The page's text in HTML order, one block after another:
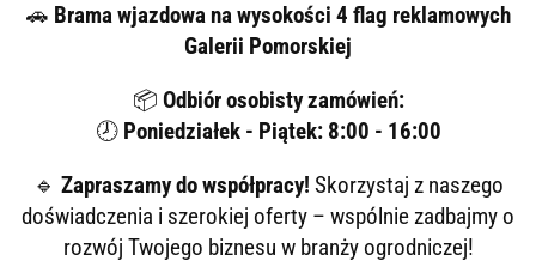
🚗 Brama wjazdowa na wysokości 4 flag reklamowych
Galerii Pomorskiej
📦 Odbiór osobisty zamówień:
🕗 Poniedziałek - Piątek: 8:00 - 16:00
🔹 Zapraszamy do współpracy! Skorzystaj z naszego
doświadczenia i szerokiej oferty – wspólnie zadbajmy o
rozwój Twojego biznesu w branży ogrodniczej!